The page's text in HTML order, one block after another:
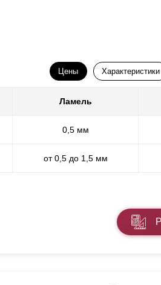
Цены Характеристики
Ламель
0,5 мм
от 0,5 до 1,5 мм